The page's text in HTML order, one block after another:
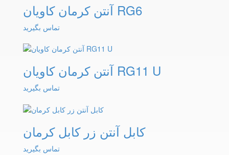
آنتن کرمان کاویان RG6
تماس بگیرید
آنتن کرمان کاویان RG11 U
تماس بگیرید
کابل آنتن زر کابل کرمان
تماس بگیرید